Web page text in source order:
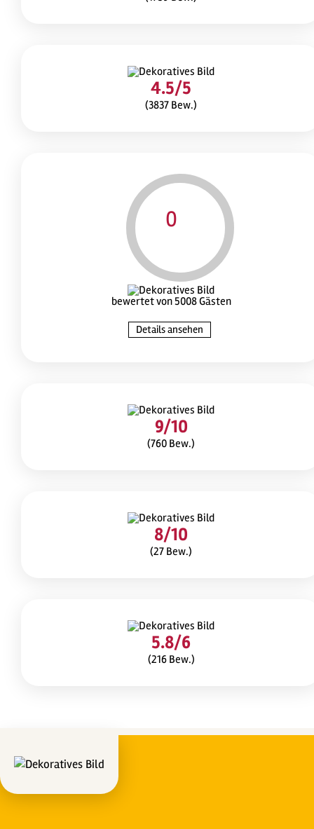
4.5/5
(3837 Bew.)
0
bewertet von 5008 Gästen
Details ansehen
9/10
(760 Bew.)
8/10
(27 Bew.)
5.8/6
(216 Bew.)